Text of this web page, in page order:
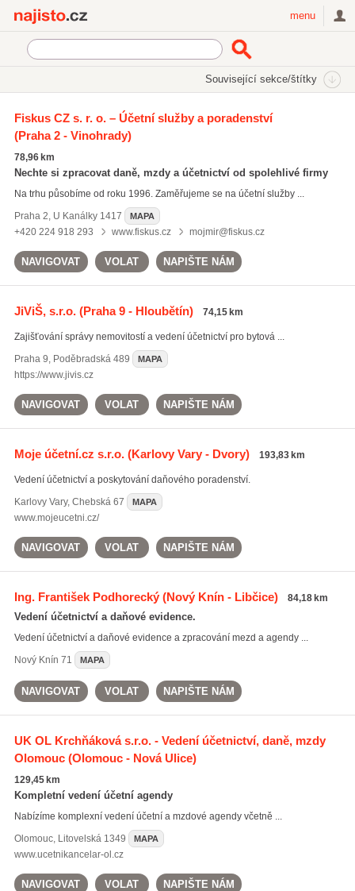
menu
Související sekce/štítky
externí vedení účetnictví
externí vedení účetnictví (6406)
daňová evidence
daňové poradenství
(5532)
Všechny související štítky
Fiskus CZ s. r. o. – Účetní služby a poradenství
(Praha 2 - Vinohrady)
78,96 km
Nechte si zpracovat daně, mzdy a účetnictví od spolehlivé firmy
Na trhu působíme od roku 1996. Zaměřujeme se na účetní služby ...
Praha 2, U Kanálky 1417 MAPA
+420 224 918 293 www.fiskus.cz mojmir@fiskus.cz
NAVIGOVAT VOLAT NAPIŠTE NÁM
JiViŠ, s.r.o.(Praha 9 - Hloubětín) 74,15 km
Zajišťování správy nemovitostí a vedení účetnictví pro bytová ...
Praha 9, Poděbradská 489 MAPA
https://www.jivis.cz
NAVIGOVAT VOLAT NAPIŠTE NÁM
Moje účetní.cz s.r.o.(Karlovy Vary - Dvory) 193,83 km
Vedení účetnictví a poskytování daňového poradenství.
Karlovy Vary, Chebská 67 MAPA
www.mojeucetni.cz/
NAVIGOVAT VOLAT NAPIŠTE NÁM
Ing. František Podhorecký(Nový Knín - Libčice) 84,18 km
Vedení účetnictví a daňové evidence.
Vedení účetnictví a daňové evidence a zpracování mezd a agendy ...
Nový Knín 71 MAPA
NAVIGOVAT VOLAT NAPIŠTE NÁM
UK OL Krchňáková s.r.o. - Vedení účetnictví, daně, mzdy
Olomouc(Olomouc - Nová Ulice)
129,45 km
Kompletní vedení účetní agendy
Nabízíme komplexní vedení účetní a mzdové agendy včetně ...
Olomouc, Litovelská 1349 MAPA
www.ucetnikancelar-ol.cz
NAVIGOVAT VOLAT NAPIŠTE NÁM